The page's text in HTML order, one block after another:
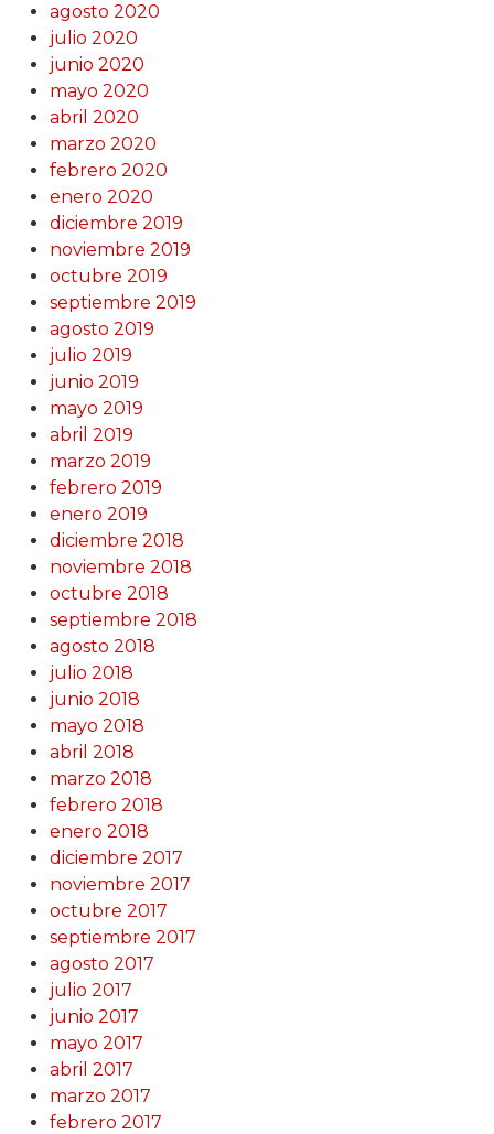
agosto 2020
julio 2020
junio 2020
mayo 2020
abril 2020
marzo 2020
febrero 2020
enero 2020
diciembre 2019
noviembre 2019
octubre 2019
septiembre 2019
agosto 2019
julio 2019
junio 2019
mayo 2019
abril 2019
marzo 2019
febrero 2019
enero 2019
diciembre 2018
noviembre 2018
octubre 2018
septiembre 2018
agosto 2018
julio 2018
junio 2018
mayo 2018
abril 2018
marzo 2018
febrero 2018
enero 2018
diciembre 2017
noviembre 2017
octubre 2017
septiembre 2017
agosto 2017
julio 2017
junio 2017
mayo 2017
abril 2017
marzo 2017
febrero 2017